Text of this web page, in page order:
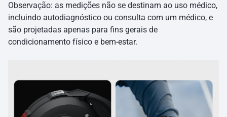
Observação: as medições não se destinam ao uso médico,
incluindo autodiagnóstico ou consulta com um médico, e
são projetadas apenas para fins gerais de
condicionamento físico e bem-estar.